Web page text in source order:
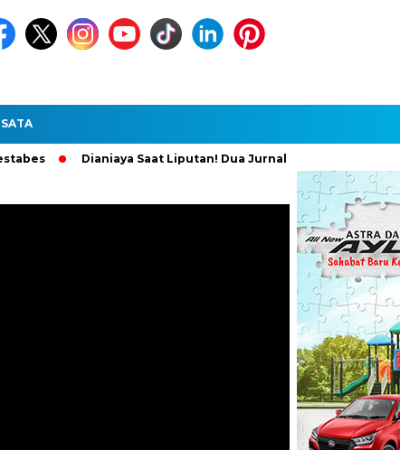
Dianiaya Saat Liputan! Dua Jurnalis Medan Diperiksa Polisi,